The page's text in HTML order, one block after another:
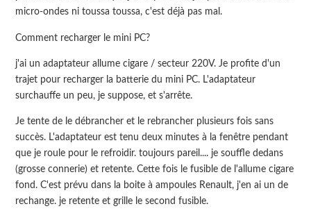
micro-ondes ni toussa toussa, c'est déjà pas mal.
Comment recharger le mini PC?
j'ai un adaptateur allume cigare / secteur 220V. Je profite d'un
trajet pour recharger la batterie du mini PC. L'adaptateur
surchauffe un peu, je suppose, et s'arrête.
Je tente de le débrancher et le rebrancher plusieurs fois sans
succès. L'adaptateur est tenu deux minutes à la fenêtre pendant
que je roule pour le refroidir. toujours pareil.... je souffle dedans
(grosse connerie) et retente. Cette fois le fusible de l'allume cigare
fond. C'est prévu dans la boite à ampoules Renault, j'en ai un de
rechange. je retente et grille le second fusible.